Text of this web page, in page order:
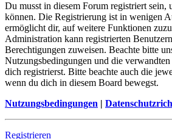
Du musst in diesem Forum registriert sein,
können. Die Registrierung ist in wenigen
ermöglicht dir, auf weitere Funktionen
Administration kann registrierten
Berechtigungen zuweisen. Beachte bitte
Nutzungsbedingungen und die
dich registrierst. Bitte beachte auch die
wenn du dich in diesem Board bewegst.
Nutzungsbedingungen |
Registrieren